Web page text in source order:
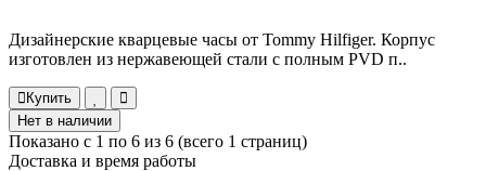
Дизайнерские кварцевые часы от Tommy Hilfiger. Корпус
изготовлен из нержавеющей стали с полным PVD п..
Купить
Нет в наличии
Показано с 1 по 6 из 6 (всего 1 страниц)
Доставка и время работы